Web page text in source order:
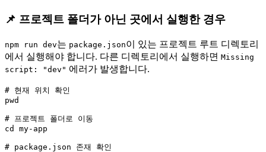
📌 프로젝트 폴더가 아닌 곳에서 실행한 경우
npm run dev는 package.json이 있는 프로젝트 루트 디렉토리
에서 실행해야 합니다. 다른 디렉토리에서 실행하면 Missing
script: "dev" 에러가 발생합니다.
# 현재 위치 확인
pwd
# 프로젝트 폴더로 이동
cd my-app
# package.json 존재 확인